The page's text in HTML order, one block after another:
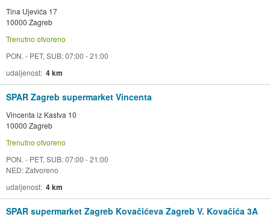
Tina Ujevića 17
10000 Zagreb
Trenutno otvoreno
PON. - PET, SUB: 07:00 - 21:00
udaljenost 4 km
SPAR Zagreb supermarket Vincenta
Vincenta iz Kastva 10
10000 Zagreb
Trenutno otvoreno
PON. - PET, SUB: 07:00 - 21:00
NED: Zatvoreno
udaljenost 4 km
SPAR supermarket Zagreb Kovačićeva Zagreb V. Kovačića 3A